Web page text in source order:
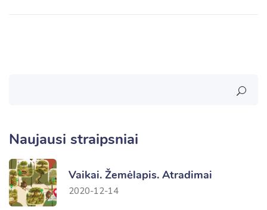
Naujausi straipsniai
Vaikai. Žemėlapis. Atradimai
2020-12-14